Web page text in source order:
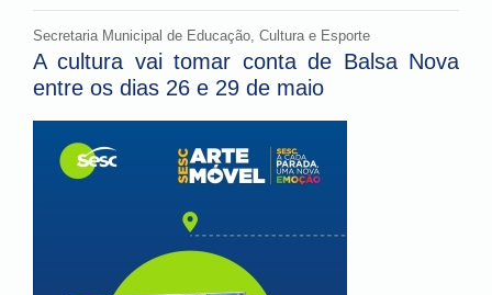
Secretaria Municipal de Educação, Cultura e Esporte
A cultura vai tomar conta de Balsa Nova
entre os dias 26 e 29 de maio